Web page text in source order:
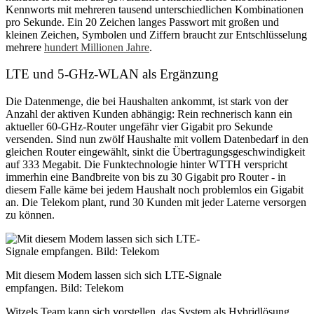
Kennworts mit mehreren tausend unterschiedlichen Kombinationen
pro Sekunde. Ein 20 Zeichen langes Passwort mit großen und
kleinen Zeichen, Symbolen und Ziffern braucht zur Entschlüsselung
mehrere hundert Millionen Jahre.
LTE und 5-GHz-WLAN als Ergänzung
Die Datenmenge, die bei Haushalten ankommt, ist stark von der
Anzahl der aktiven Kunden abhängig: Rein rechnerisch kann ein
aktueller 60-GHz-Router ungefähr vier Gigabit pro Sekunde
versenden. Sind nun zwölf Haushalte mit vollem Datenbedarf in den
gleichen Router eingewählt, sinkt die Übertragungsgeschwindigkeit
auf 333 Megabit. Die Funktechnologie hinter WTTH verspricht
immerhin eine Bandbreite von bis zu 30 Gigabit pro Router - in
diesem Falle käme bei jedem Haushalt noch problemlos ein Gigabit
an. Die Telekom plant, rund 30 Kunden mit jeder Laterne versorgen
zu können.
Mit diesem Modem lassen sich sich LTE-Signale
empfangen. Bild: Telekom
Witzels Team kann sich vorstellen, das System als Hybridlösung